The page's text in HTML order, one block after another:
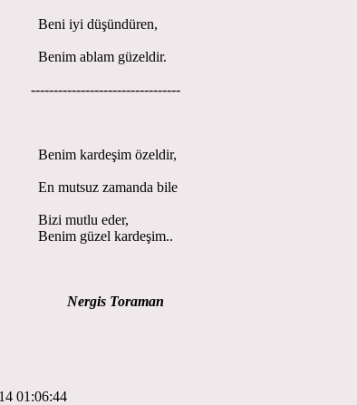
Beni iyi düşündüren,
Benim ablam güzeldir.
---------------------------------
Benim kardeşim özeldir,
En mutsuz zamanda bile
Bizi mutlu eder,
Benim güzel kardeşim..
Nergis Toraman
01:06:44